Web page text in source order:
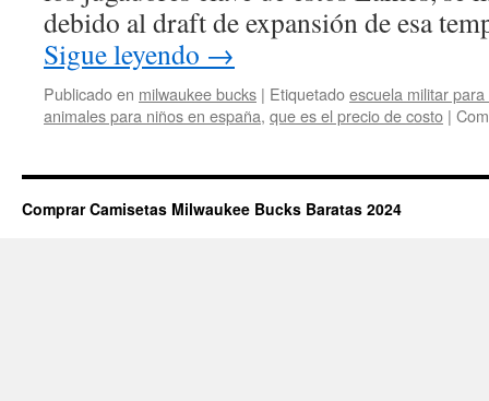
debido al draft de expansión de esa
Sigue leyendo →
Publicado en milwaukee bucks | Etiquetadoescuela militar
animales para niños en españa, que es el precio de costo |
Comprar Camisetas Milwaukee Bucks Baratas 2024